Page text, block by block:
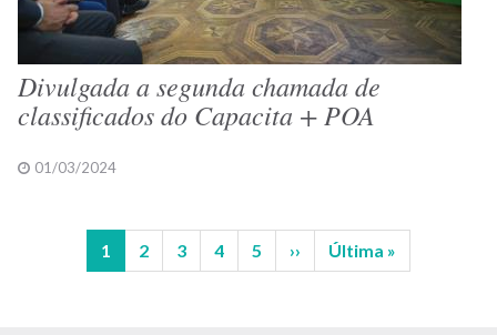
Divulgada a segunda chamada de
classificados do Capacita + POA
01/03/2024
Paginação
Página
atual
1 Página
2 Página
3 Página
4 Página
5
Próxima
página
››
Última
página
Última »